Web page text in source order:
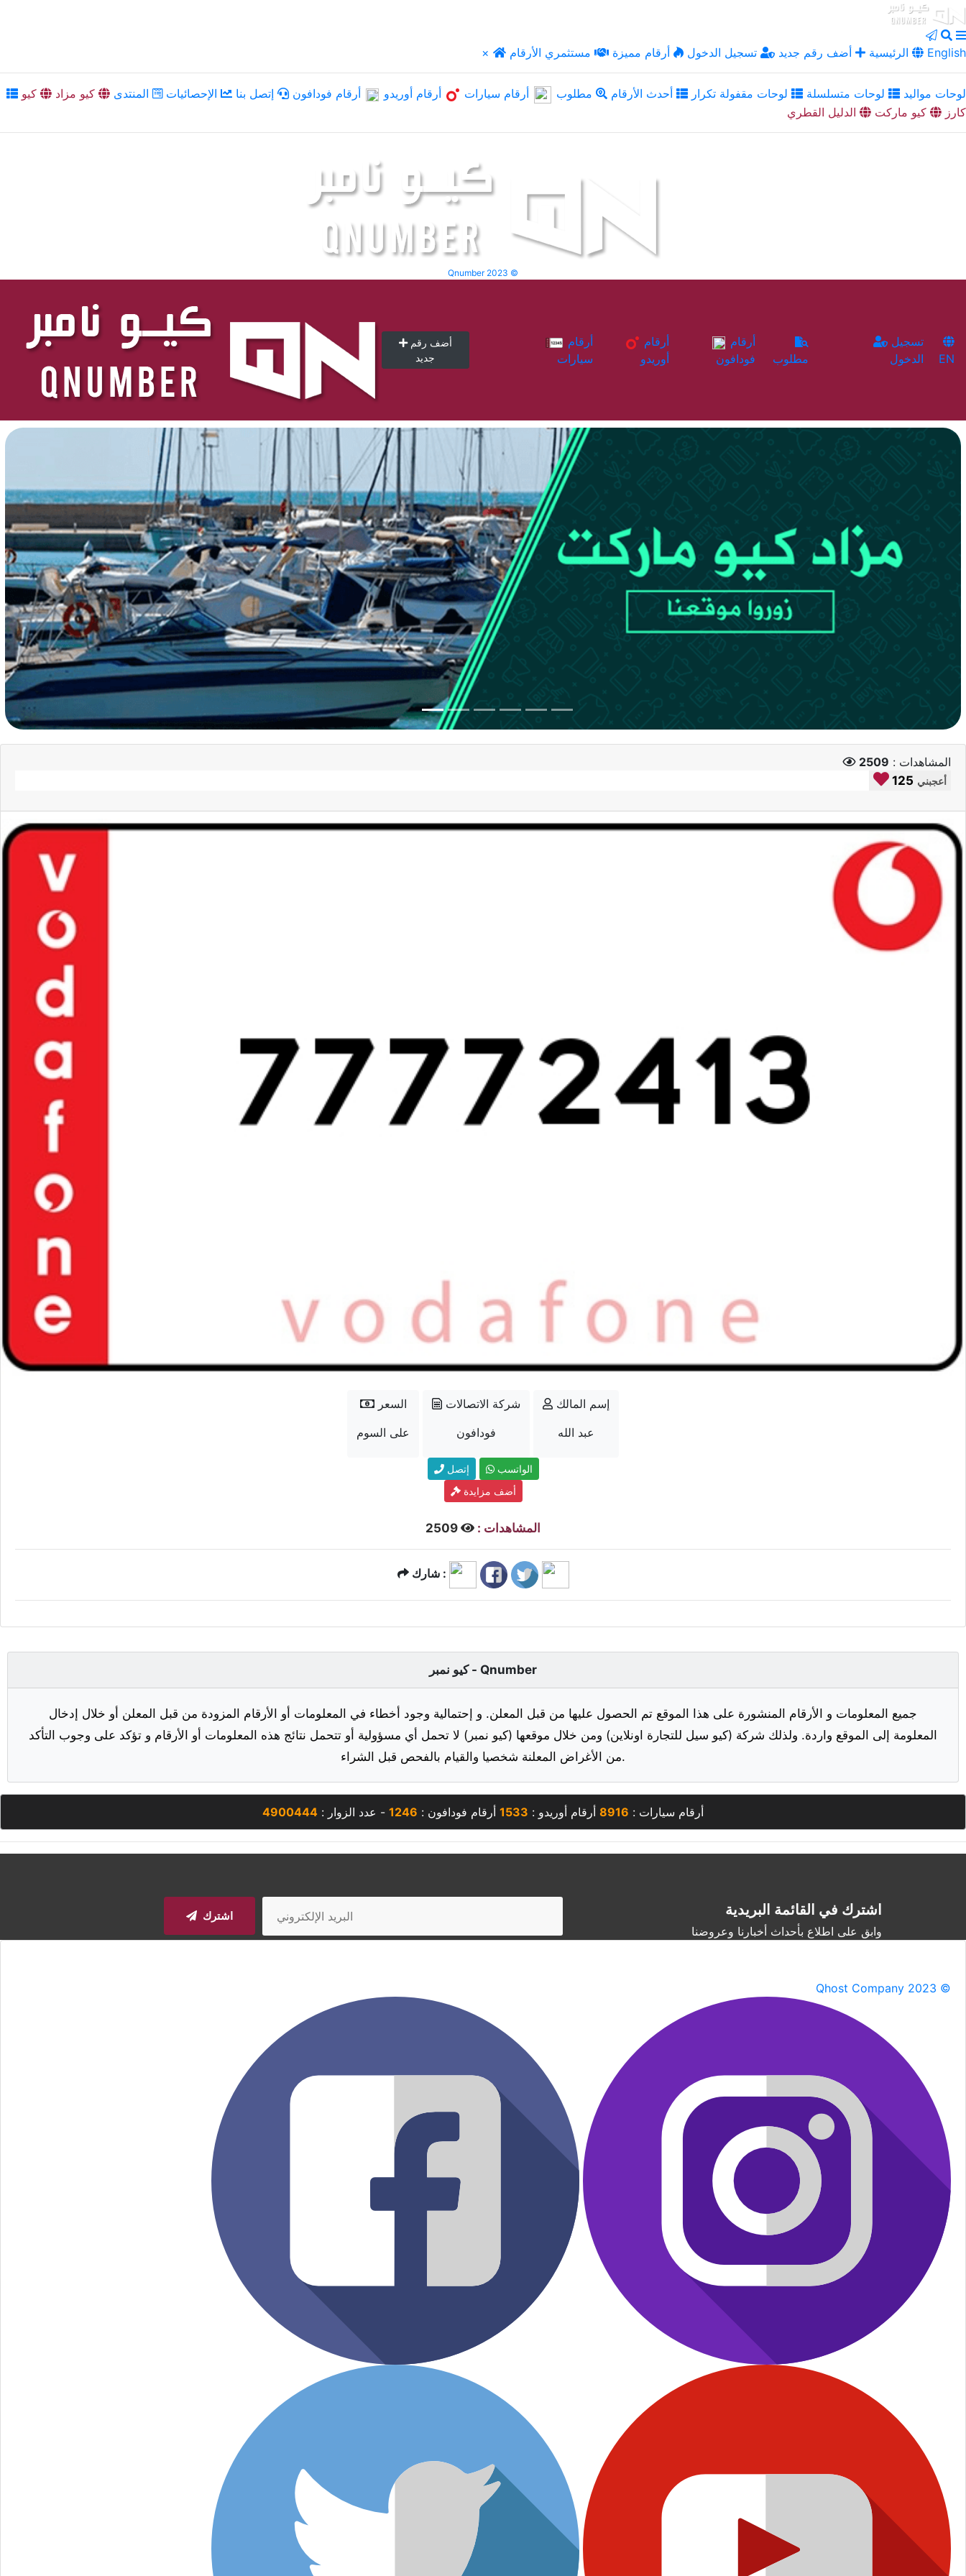
× الرئيسية أضف رقم جديد تسجيل الدخول أرقام مميزة مستثمري الأرقام English
لوحات مواليد لوحات متسلسلة لوحات مقفولة تكرار أحدث الأرقام مطلوب أرقام سيارات أرقام أوريدو أرقام فودافون إتصل بنا الإحصائيات المنتدى كيو مزاد
كيو
كارز
كيو ماركت الدليل القطري
Qnumber 2023 ©
أضف رقم
جديد
سيارات
أوريدو
فودافون
مطلوب
الدخول
EN
المشاهدات : 2509
125 أعجبني
السعر
على السوم
شركة الاتصالات
فودافون
إسم المالك
عبد الله
إتصل
الواتسب
أضف مزايدة
المشاهدات :
شارك :
كيو نمبر - Qnumber
جميع المعلومات و الأرقام المنشورة على هذا الموقع تم الحصول عليها من قبل المعلن. و إحتمالية وجود أخطاء في المعلومات أو الأرقام المزودة من قبل المعلن أو خلال إدخال
المعلومة إلى الموقع واردة. ولذلك شركة (كيو سيل للتجارة اونلاين) ومن خلال موقعها (كيو نمبر) لا تحمل أي مسؤولية أو تتحمل نتائج هذه المعلومات أو الأرقام و تؤكد على وجوب التأكد
من الأغراض المعلنة شخصيا والقيام بالفحص قبل الشراء.
أرقام سيارات : 8916 أرقام أوريدو : 1533 أرقام فودافون : 1246 - عدد الزوار : 4900444
اشترك في القائمة البريدية
وابق على اطلاع بأحداث أخبارنا وعروضنا
اشترك
Qhost Company 2023 ©